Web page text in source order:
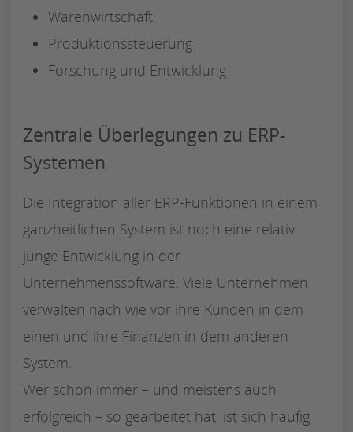
Warenwirtschaft
Produktionssteuerung
Forschung und Entwicklung
Zentrale Überlegungen zu ERP-
Systemen
Die Integration aller ERP-Funktionen in einem
ganzheitlichen System ist noch eine relativ
junge Entwicklung in der
Unternehmenssoftware. Viele Unternehmen
verwalten nach wie vor ihre Kunden in dem
einen und ihre Finanzen in dem anderen
System.
Wer schon immer – und meistens auch
erfolgreich – so gearbeitet hat, ist sich häufig